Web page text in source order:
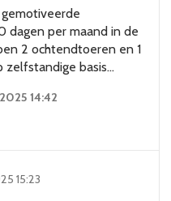
dagen per maand in de
2 ochtendtoeren en 1
zelfstandige basis…
14:42
15:23